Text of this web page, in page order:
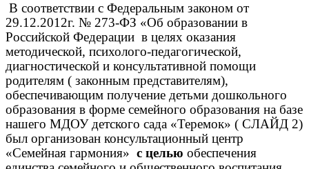
В соответствии с Федеральным законом от
29.12.2012г. № 273-ФЗ «Об образовании в
Российской Федерации в целях оказания
методической, психолого-педагогической,
диагностической и консультативной помощи
родителям ( законным представителям),
обеспечивающим получение детьми дошкольного
образования в форме семейного образования на базе
нашего МДОУ детского сада «Теремок» ( СЛАЙД 2)
был организован консультационный центр
«Семейная гармония» с целью обеспечения